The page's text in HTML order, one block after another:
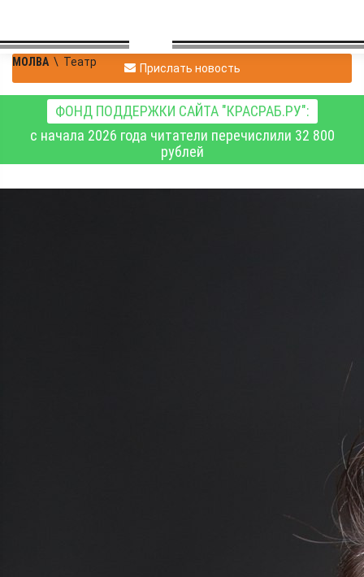
МОЛВА \ Театр Прислать новость
ФОНД ПОДДЕРЖКИ САЙТА "КРАСРАБ.РУ":
с начала 2026 года читатели перечислили 32 800
рублей